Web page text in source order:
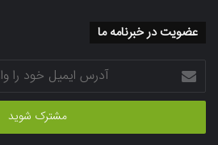
عضویت در خبرنامه ما
آدرس
ایمیل
خود
وارد